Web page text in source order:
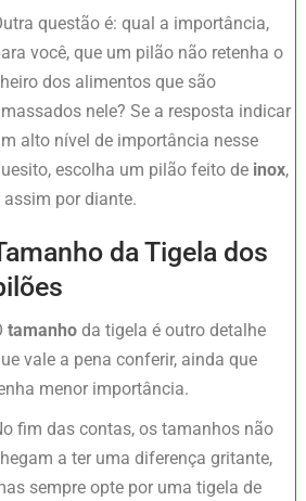
questão é: qual a importância,
você, que um pilão não retenha o
dos alimentos que são
nele? Se a resposta indicar
alto nível de importância nesse
escolha um pilão feito de inox,
assim por diante.
da Tigela dos
tamanho da tigela é outro detalhe
vale a pena conferir, ainda que
menor importância.
fim das contas, os tamanhos não
a ter uma diferença gritante,
sempre opte por uma tigela de